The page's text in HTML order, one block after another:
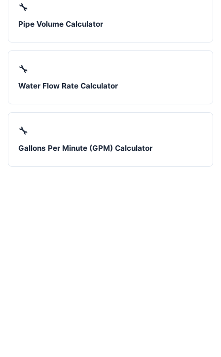
🔧
Pipe Volume Calculator
🔧
Water Flow Rate Calculator
🔧
Gallons Per Minute (GPM) Calculator